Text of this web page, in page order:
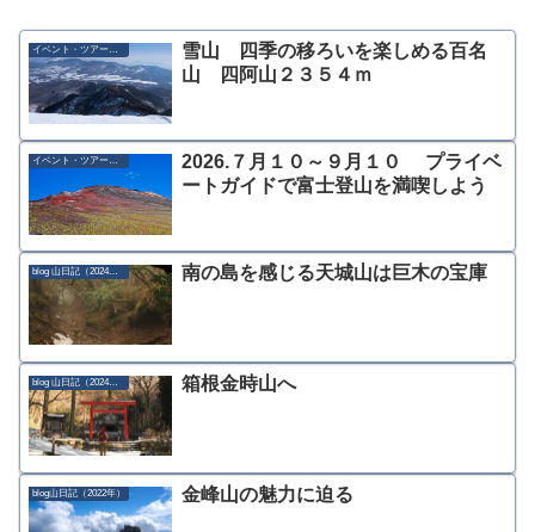
イベント・ツアー募集
雪山 四季の移ろいを楽しめる百名
山 四阿山２３５４ｍ
イベント・ツアー募集
2026.７月１０～９月１０ プライベ
ートガイドで富士登山を満喫しよう
blog 山日記（2024年） 南の島を感じる天城山は巨木の宝庫
blog 山日記（2024年） 箱根金時山へ
blog山日記（2022年） 金峰山の魅力に迫る